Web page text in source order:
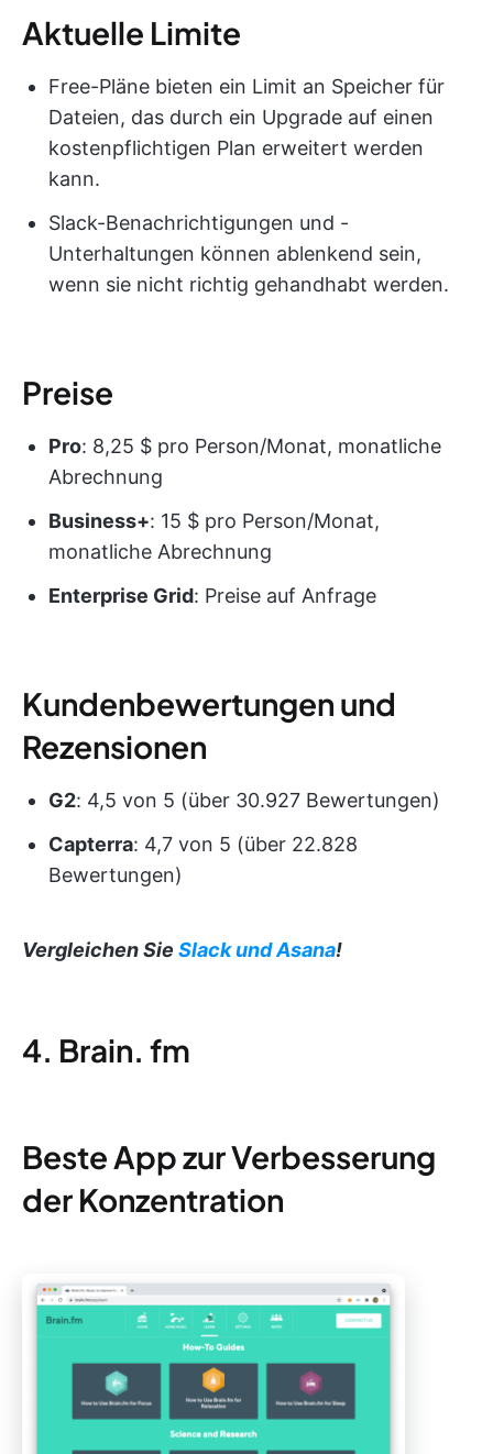
Aktuelle Limite
Free-Pläne bieten ein Limit an Speicher für
Dateien, das durch ein Upgrade auf einen
kostenpflichtigen Plan erweitert werden
kann.
Slack-Benachrichtigungen und -
Unterhaltungen können ablenkend sein,
wenn sie nicht richtig gehandhabt werden.
Preise
Pro: 8,25 $ pro Person/Monat, monatliche
Abrechnung
Business+: 15 $ pro Person/Monat,
monatliche Abrechnung
Enterprise Grid: Preise auf Anfrage
Kundenbewertungen und
Rezensionen
G2: 4,5 von 5 (über 30.927 Bewertungen)
Capterra: 4,7 von 5 (über 22.828
Bewertungen)
Vergleichen Sie Slack und Asana!
4. Brain. fm
Beste App zur Verbesserung
der Konzentration